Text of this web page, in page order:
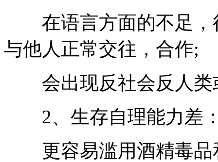
在语言方面的不足，
与他人正常交往，合作;
会出现反社会反人类
2、生存自理能力差
更容易滥用酒精毒品